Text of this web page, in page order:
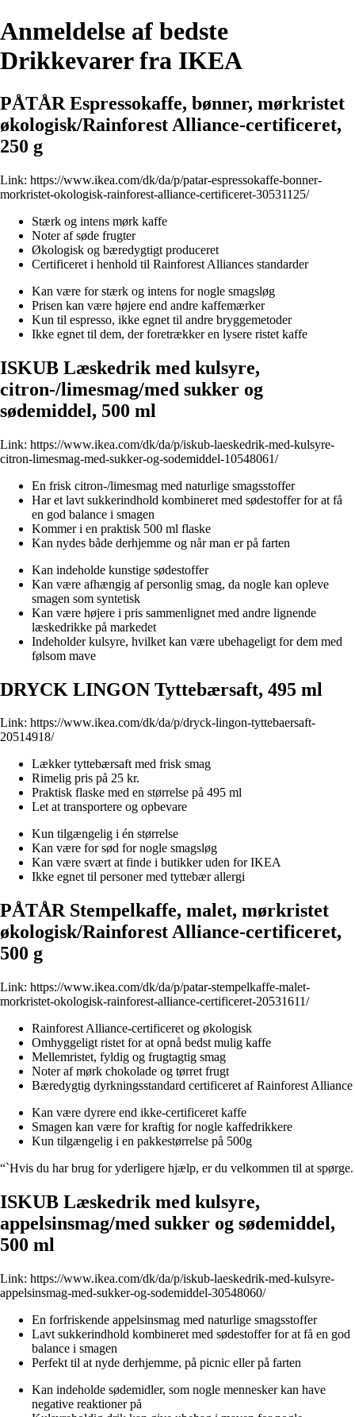
Anmeldelse af bedste
Drikkevarer fra IKEA
PÅTÅR Espressokaffe, bønner, mørkristet
økologisk/Rainforest Alliance-certificeret,
250 g
Link: https://www.ikea.com/dk/da/p/patar-espressokaffe-bonner-
morkristet-okologisk-rainforest-alliance-certificeret-30531125/
Stærk og intens mørk kaffe
Noter af søde frugter
Økologisk og bæredygtigt produceret
Certificeret i henhold til Rainforest Alliances standarder
Kan være for stærk og intens for nogle smagsløg
Prisen kan være højere end andre kaffemærker
Kun til espresso, ikke egnet til andre bryggemetoder
Ikke egnet til dem, der foretrækker en lysere ristet kaffe
ISKUB Læskedrik med kulsyre,
citron-/limesmag/med sukker og
sødemiddel, 500 ml
Link: https://www.ikea.com/dk/da/p/iskub-laeskedrik-med-kulsyre-
citron-limesmag-med-sukker-og-sodemiddel-10548061/
En frisk citron-/limesmag med naturlige smagsstoffer
Har et lavt sukkerindhold kombineret med sødestoffer for at få
en god balance i smagen
Kommer i en praktisk 500 ml flaske
Kan nydes både derhjemme og når man er på farten
Kan indeholde kunstige sødestoffer
Kan være afhængig af personlig smag, da nogle kan opleve
smagen som syntetisk
Kan være højere i pris sammenlignet med andre lignende
læskedrikke på markedet
Indeholder kulsyre, hvilket kan være ubehageligt for dem med
følsom mave
DRYCK LINGON Tyttebærsaft, 495 ml
Link: https://www.ikea.com/dk/da/p/dryck-lingon-tyttebaersaft-
20514918/
Lækker tyttebærsaft med frisk smag
Rimelig pris på 25 kr.
Praktisk flaske med en størrelse på 495 ml
Let at transportere og opbevare
Kun tilgængelig i én størrelse
Kan være for sød for nogle smagsløg
Kan være svært at finde i butikker uden for IKEA
Ikke egnet til personer med tyttebær allergi
PÅTÅR Stempelkaffe, malet, mørkristet
økologisk/Rainforest Alliance-certificeret,
500 g
Link: https://www.ikea.com/dk/da/p/patar-stempelkaffe-malet-
morkristet-okologisk-rainforest-alliance-certificeret-20531611/
Rainforest Alliance-certificeret og økologisk
Omhyggeligt ristet for at opnå bedst mulig kaffe
Mellemristet, fyldig og frugtagtig smag
Noter af mørk chokolade og tørret frugt
Bæredygtig dyrkningsstandard certificeret af Rainforest Alliance
Kan være dyrere end ikke-certificeret kaffe
Smagen kan være for kraftig for nogle kaffedrikkere
Kun tilgængelig i en pakkestørrelse på 500g
“`Hvis du har brug for yderligere hjælp, er du velkommen til at spørge.
ISKUB Læskedrik med kulsyre,
appelsinsmag/med sukker og sødemiddel,
500 ml
Link: https://www.ikea.com/dk/da/p/iskub-laeskedrik-med-kulsyre-
appelsinsmag-med-sukker-og-sodemiddel-30548060/
En forfriskende appelsinsmag med naturlige smagsstoffer
Lavt sukkerindhold kombineret med sødestoffer for at få en god
balance i smagen
Perfekt til at nyde derhjemme, på picnic eller på farten
Kan indeholde sødemidler, som nogle mennesker kan have
negative reaktioner på